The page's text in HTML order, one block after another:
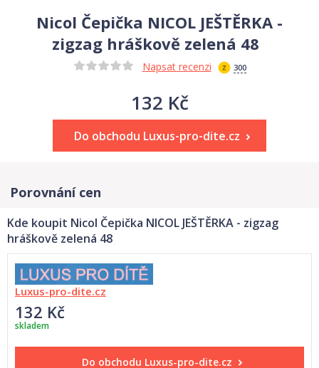
Nicol Čepička NICOL JEŠTĚRKA -
zigzag hráškově zelená 48
Napsat recenzi 300
132 Kč
Do obchodu Luxus-pro-dite.cz
Porovnání cen
Kde koupit Nicol Čepička NICOL JEŠTĚRKA - zigzag
hráškově zelená 48
Luxus-pro-dite.cz
132 Kč
skladem
Do obchodu Luxus-pro-dite.cz